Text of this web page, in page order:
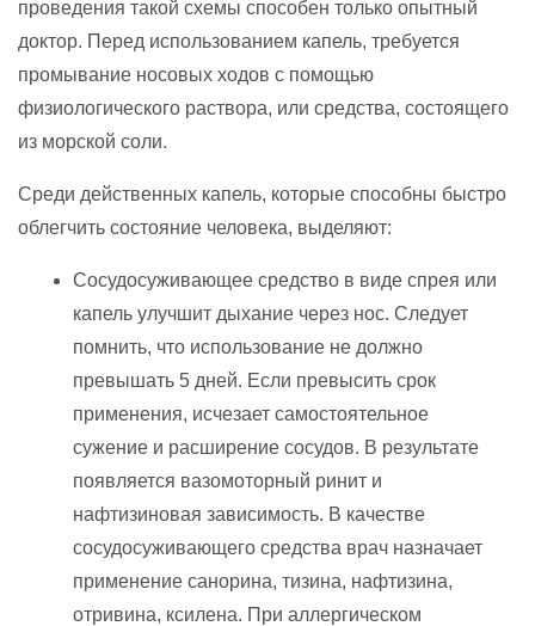
проведения такой схемы способен только опытный
доктор. Перед использованием капель, требуется
промывание носовых ходов с помощью
физиологического раствора, или средства, состоящего
из морской соли.
Среди действенных капель, которые способны быстро
облегчить состояние человека, выделяют:
Сосудосуживающее средство в виде спрея или
капель улучшит дыхание через нос. Следует
помнить, что использование не должно
превышать 5 дней. Если превысить срок
применения, исчезает самостоятельное
сужение и расширение сосудов. В результате
появляется вазомоторный ринит и
нафтизиновая зависимость. В качестве
сосудосуживающего средства врач назначает
применение санорина, тизина, нафтизина,
отривина, ксилена. При аллергическом